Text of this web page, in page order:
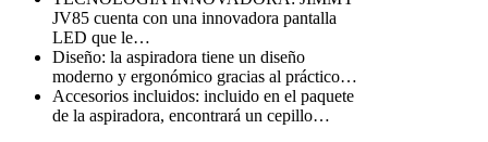
JV85 cuenta con una innovadora pantalla
LED que le…
Diseño: la aspiradora tiene un diseño
moderno y ergonómico gracias al práctico…
Accesorios incluidos: incluido en el paquete
de la aspiradora, encontrará un cepillo…